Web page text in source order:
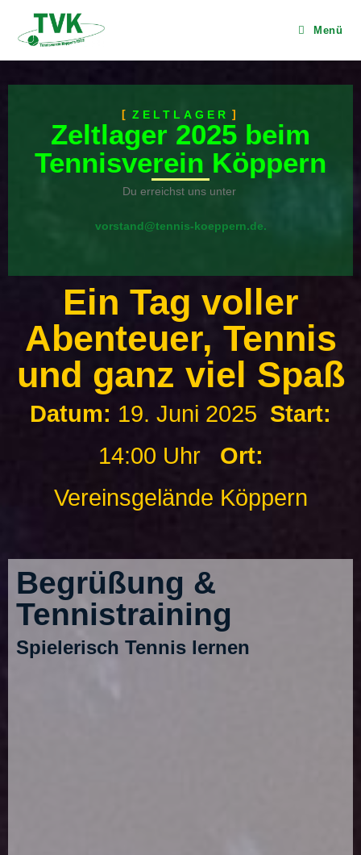
Menü
ZELTLAGER
Zeltlager 2025 beim
Tennisverein Köppern
Du erreichst uns unter
vorstand@tennis-koeppern.de.
Ein Tag voller
Abenteuer, Tennis
und ganz viel Spaß
Datum: 19. Juni 2025 Start:
14:00 Uhr Ort:
Vereinsgelände Köppern
Begrüßung &
Tennistraining
Spielerisch Tennis lernen